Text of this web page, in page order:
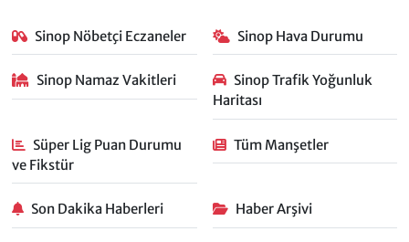
Sinop Nöbetçi Eczaneler Sinop Hava Durumu
Sinop Namaz Vakitleri
Sinop Trafik Yoğunluk
Haritası
Süper Lig Puan Durumu
ve Fikstür
Tüm Manşetler
Son Dakika Haberleri Haber Arşivi